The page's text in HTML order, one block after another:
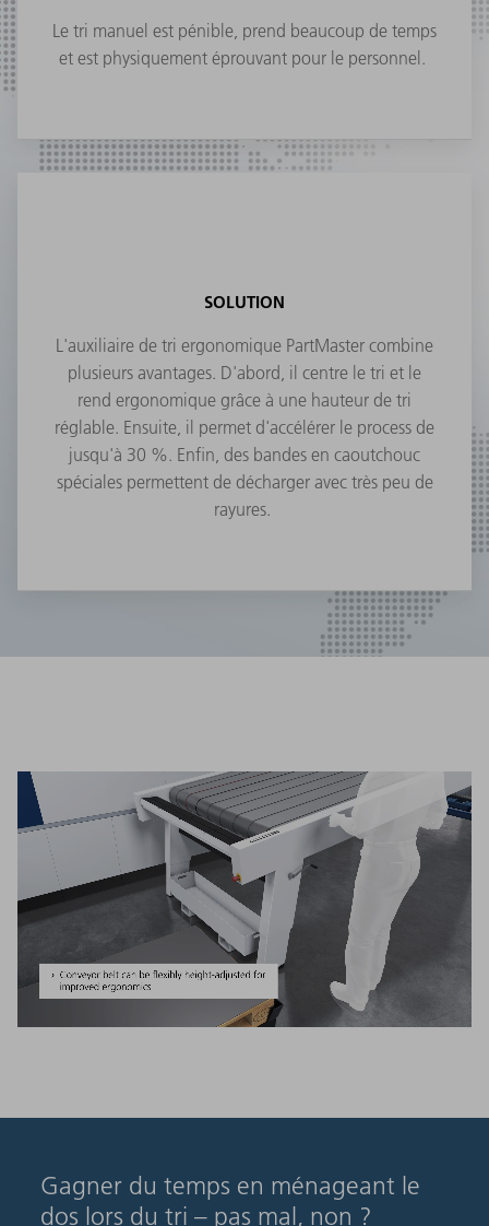
Le tri manuel est pénible, prend beaucoup de temps
et est physiquement éprouvant pour le personnel.
SOLUTION
L'auxiliaire de tri ergonomique PartMaster combine
plusieurs avantages. D'abord, il centre le tri et le
rend ergonomique grâce à une hauteur de tri
réglable. Ensuite, il permet d'accélérer le process de
jusqu'à 30 %. Enfin, des bandes en caoutchouc
spéciales permettent de décharger avec très peu de
rayures.
Gagner du temps en ménageant le
dos lors du tri – pas mal, non ?